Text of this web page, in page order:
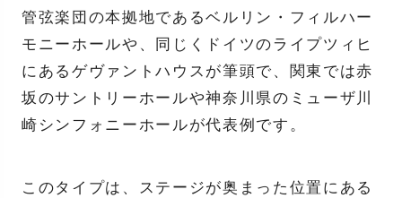
管弦楽団の本拠地であるベルリン・フィルハー
モニーホールや、同じくドイツのライプツィヒ
にあるゲヴァントハウスが筆頭で、関東では赤
坂のサントリーホールや神奈川県のミューザ川
崎シンフォニーホールが代表例です。
このタイプは、ステージが奥まった位置にある